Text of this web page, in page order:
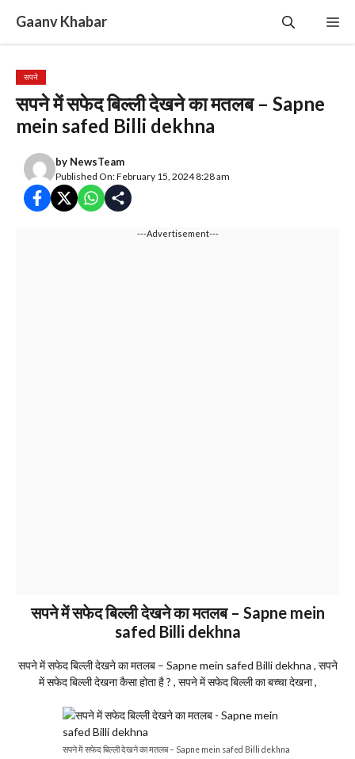
content
Gaanv Khabar
सपने
सपने में सफेद बिल्ली देखने का मतलब – Sapne
mein safed Billi dekhna
by NewsTeam
Published On: February 15, 2024 8:28 am
---Advertisement---
सपने में सफेद बिल्ली देखने का मतलब – Sapne mein
safed Billi dekhna
सपने में सफेद बिल्ली देखने का मतलब – Sapne mein safed Billi dekhna , सपने
में सफेद बिल्ली देखना कैसा होता है ? , सपने में सफेद बिल्ली का बच्चा देखना ,
सपने में सफेद बिल्ली देखने का मतलब – Sapne mein safed Billi dekhna